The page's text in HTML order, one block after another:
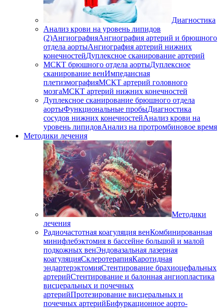
Диагностика
Анализ крови на уровень липидов
(2)АнгиографияАнгиография артерий и брюшного
отдела аортыАнгиография артерий нижних
конечностейДуплексное сканирование артерий
МСКТ брюшного отдела аортыДуплексное
сканирование венИмпедансная
плетизмографияМСКТ артерий головного
мозгаМСКТ артерий нижних конечностей
Дуплексное сканирование брюшного отдела
аортыФункциональные пробыДиагностика
сосудов нижних конечностейАнализ крови на
уровень липидовАнализ на протромбиновое время
Методики лечения
Методики
лечения
Радиочастотная коагуляция венКомбинированная
минифлебэктомия в бассейне большой и малой
подкожных венЭндовазальная лазерная
коагуляцияСклеротерапияКаротидная
эндартерэктомияСтентирование брахиоцефальных
артерийСтентирование и балонная ангиопластика
висцеральных и почечных
артерийПротезирование висцеральных и
почечных артерийБифуркационное аорто-